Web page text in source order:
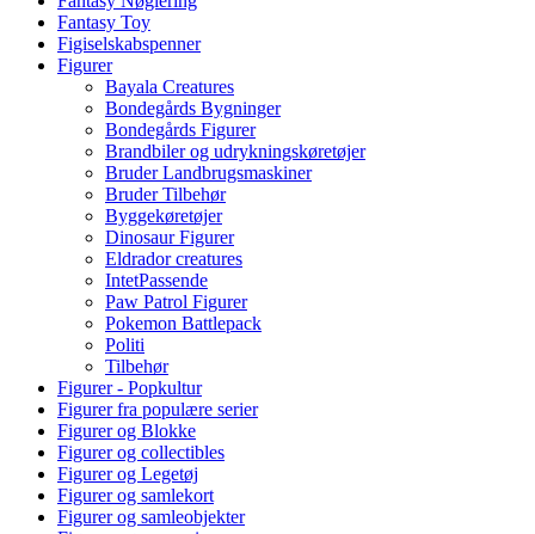
Fantasy Toy
Figiselskabspenner
Figurer
Bayala Creatures
Bondegårds Bygninger
Bondegårds Figurer
Brandbiler og udrykningskøretøjer
Bruder Landbrugsmaskiner
Bruder Tilbehør
Byggekøretøjer
Dinosaur Figurer
Eldrador creatures
IntetPassende
Paw Patrol Figurer
Pokemon Battlepack
Politi
Tilbehør
Figurer - Popkultur
Figurer fra populære serier
Figurer og Blokke
Figurer og collectibles
Figurer og Legetøj
Figurer og samlekort
Figurer og samleobjekter